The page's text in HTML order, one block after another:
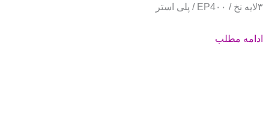
۳لایه نخ / EP4۰۰ / پلی استر
ادامه مطلب